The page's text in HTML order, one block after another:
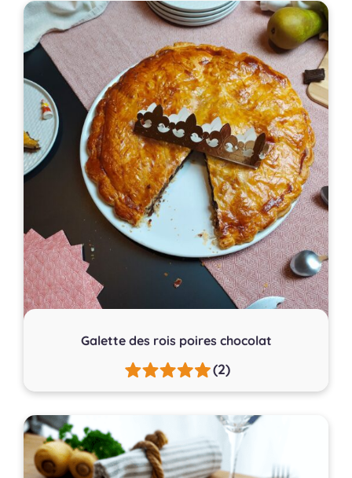
Galette des rois poires chocolat
(2)